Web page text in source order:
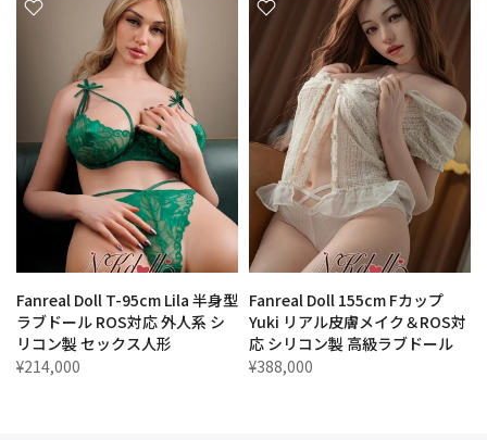
Fanreal Doll T-95cm Lila 半身型
ラブドール ROS対応 外人系 シ
リコン製 セックス人形
¥214,000
Fanreal Doll 155cm Fカップ
Yuki リアル皮膚メイク＆ROS対
応 シリコン製 高級ラブドール
¥388,000